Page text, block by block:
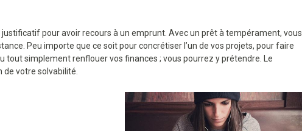
justificatif pour avoir recours à un emprunt. Avec un prêt à tempérament, vous
Peu importe que ce soit pour concrétiser l’un de vos projets, pour faire
tout simplement renflouer vos finances ; vous pourrez y prétendre. Le
de votre solvabilité.